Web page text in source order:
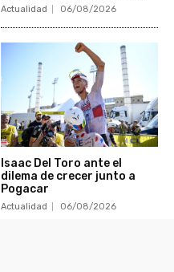
Actualidad 06/08/2026
Isaac Del Toro ante el
dilema de crecer junto a
Pogacar
Actualidad 06/08/2026